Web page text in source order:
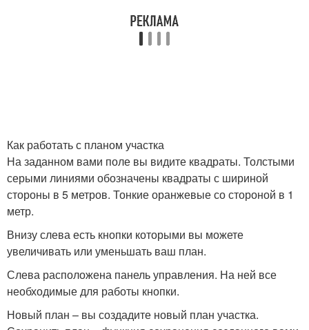
Как работать с планом участка
На заданном вами поле вы видите квадраты. Толстыми
серыми линиями обозначены квадраты с шириной
стороны в 5 метров. Тонкие оранжевые со стороной в 1
метр.
Внизу слева есть кнопки которыми вы можете
увеличивать или уменьшать ваш план.
Слева расположена панель управления. На ней все
необходимые для работы кнопки.
Новый план – вы создадите новый план участка.